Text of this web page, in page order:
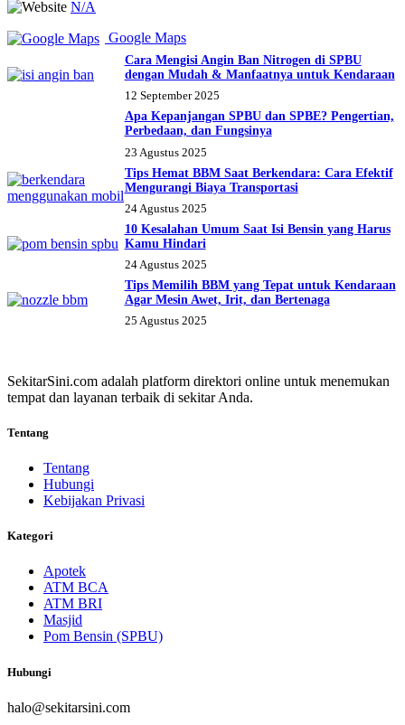
N/A
Google Maps
Cara Mengisi Angin Ban Nitrogen di SPBU
dengan Mudah & Manfaatnya untuk Kendaraan
12 September 2025
Apa Kepanjangan SPBU dan SPBE? Pengertian,
Perbedaan, dan Fungsinya
23 Agustus 2025
Tips Hemat BBM Saat Berkendara: Cara Efektif
Mengurangi Biaya Transportasi
24 Agustus 2025
10 Kesalahan Umum Saat Isi Bensin yang Harus
Kamu Hindari
24 Agustus 2025
Tips Memilih BBM yang Tepat untuk Kendaraan
Agar Mesin Awet, Irit, dan Bertenaga
25 Agustus 2025
SekitarSini.com adalah platform direktori online untuk menemukan
tempat dan layanan terbaik di sekitar Anda.
Tentang
Tentang
Hubungi
Kebijakan Privasi
Kategori
Apotek
ATM BCA
ATM BRI
Masjid
Pom Bensin (SPBU)
Hubungi
halo@sekitarsini.com